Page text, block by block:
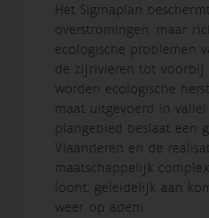
Het Sigmaplan
overstromingen, maar
ecologische problemen
de zijrivieren tot voorbij
worden ecologische
maat uitgevoerd in
plangebied beslaat een
Vlaanderen en de
maatschappelijk
loont: geleidelijk aan
weer op adem.